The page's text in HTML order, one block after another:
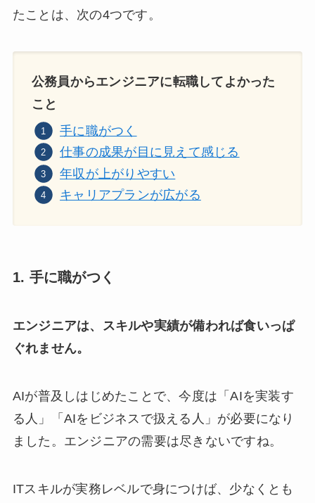
たことは、次の4つです。
公務員からエンジニアに転職してよかった
こと
手に職がつく
仕事の成果が目に見えて感じる
年収が上がりやすい
キャリアプランが広がる
1. 手に職がつく
エンジニアは、スキルや実績が備われば食いっぱ
ぐれません。
AIが普及しはじめたことで、今度は「AIを実装す
る人」「AIをビジネスで扱える人」が必要になり
ました。エンジニアの需要は尽きないですね。
ITスキルが実務レベルで身につけば、少なくとも